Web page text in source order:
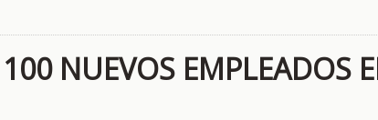
NUEVOS EMPLEADOS